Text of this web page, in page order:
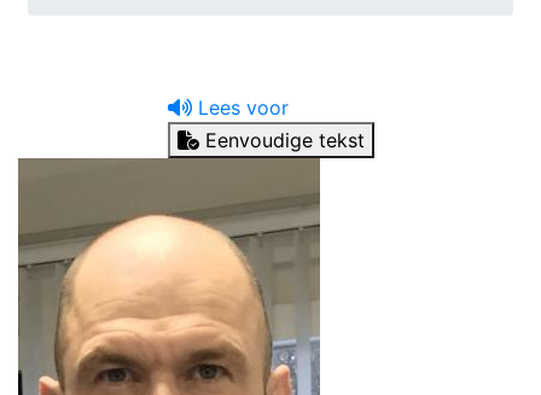
Lees voor
Eenvoudige tekst